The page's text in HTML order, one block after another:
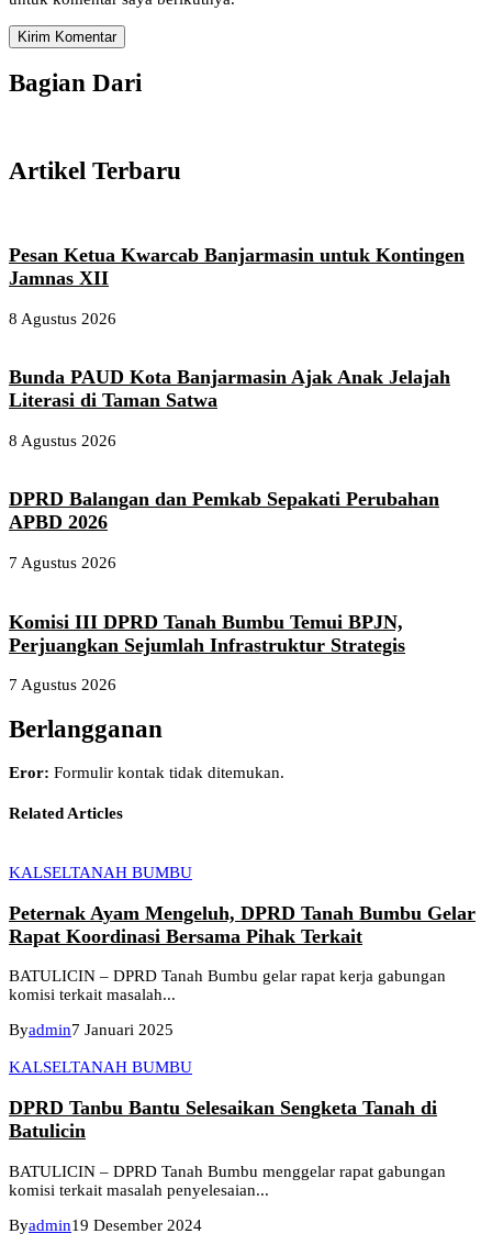
Bagian Dari
Artikel Terbaru
Pesan Ketua Kwarcab Banjarmasin untuk Kontingen
Jamnas XII
8 Agustus 2026
Bunda PAUD Kota Banjarmasin Ajak Anak Jelajah
Literasi di Taman Satwa
8 Agustus 2026
DPRD Balangan dan Pemkab Sepakati Perubahan
APBD 2026
7 Agustus 2026
Komisi III DPRD Tanah Bumbu Temui BPJN,
Perjuangkan Sejumlah Infrastruktur Strategis
7 Agustus 2026
Berlangganan
Eror: Formulir kontak tidak ditemukan.
Related Articles
KALSELTANAH BUMBU
Peternak Ayam Mengeluh, DPRD Tanah Bumbu Gelar
Rapat Koordinasi Bersama Pihak Terkait
BATULICIN – DPRD Tanah Bumbu gelar rapat kerja gabungan
komisi terkait masalah...
Byadmin7 Januari 2025
KALSELTANAH BUMBU
DPRD Tanbu Bantu Selesaikan Sengketa Tanah di
Batulicin
BATULICIN – DPRD Tanah Bumbu menggelar rapat gabungan
komisi terkait masalah penyelesaian...
Byadmin19 Desember 2024